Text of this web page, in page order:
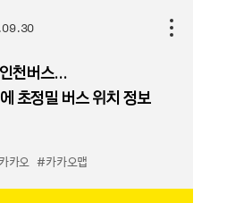
천버스…
초정밀 버스 위치 정보
카오 #카카오맵